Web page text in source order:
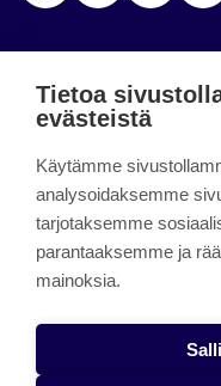
päättynyt 11.9.2023.
About the site
Käyttöehdot
Tietoa
evästeistä
Käytämme
analysoidaksemme
tarjotaksemme
parantaaksemme ja
mainoksia.